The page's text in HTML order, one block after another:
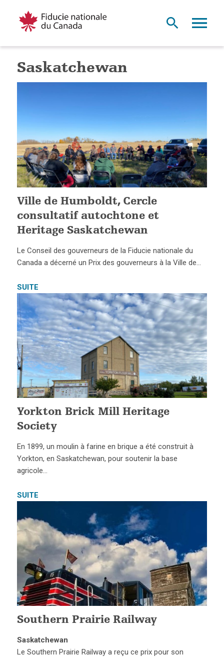
Saskatchewan
Ville de Humboldt, Cercle
consultatif autochtone et
Heritage Saskatchewan
Le Conseil des gouverneurs de la Fiducie nationale du
Canada a décerné un Prix des gouverneurs à la Ville de…
SUITE
Yorkton Brick Mill Heritage
Society
En 1899, un moulin à farine en brique a été construit à
Yorkton, en Saskatchewan, pour soutenir la base
agricole…
SUITE
Southern Prairie Railway
Saskatchewan
Le Southern Prairie Railway a reçu ce prix pour son